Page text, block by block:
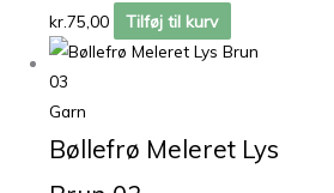
kr.75,00 Tilføj til kurv
Garn
Bøllefrø Meleret Lys